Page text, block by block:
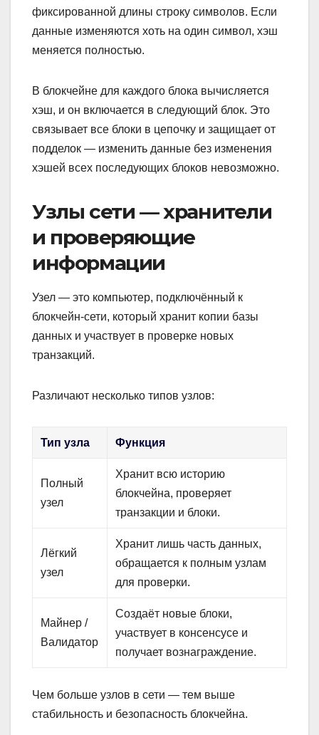
фиксированной длины строку символов. Если
данные изменяются хоть на один символ, хэш
меняется полностью.
В блокчейне для каждого блока вычисляется
хэш, и он включается в следующий блок. Это
связывает все блоки в цепочку и защищает от
подделок — изменить данные без изменения
хэшей всех последующих блоков невозможно.
Узлы сети — хранители
и проверяющие
информации
Узел — это компьютер, подключённый к
блокчейн-сети, который хранит копии базы
данных и участвует в проверке новых
транзакций.
Различают несколько типов узлов:
Тип узла Функция
Полный
узел
Хранит всю историю
блокчейна, проверяет
транзакции и блоки.
Лёгкий
узел
Хранит лишь часть данных,
обращается к полным узлам
для проверки.
Майнер /
Валидатор
Создаёт новые блоки,
участвует в консенсусе и
получает вознаграждение.
Чем больше узлов в сети — тем выше
стабильность и безопасность блокчейна.